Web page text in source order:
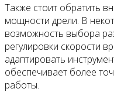
Также стоит обратить
мощности дрели. В
возможность выбора
регулировки скорости
адаптировать
обеспечивает более
работы.